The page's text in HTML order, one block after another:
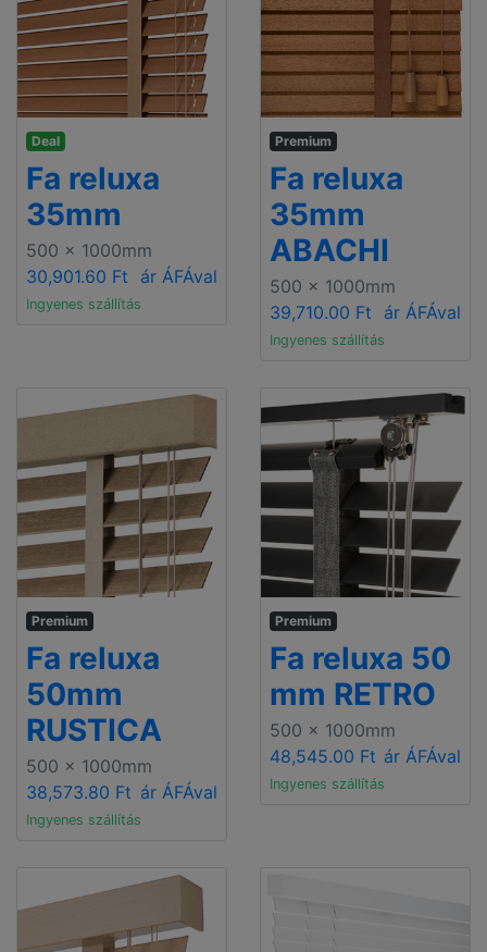
Deal
Fa reluxa
35mm
500 x 1000mm
30,901.60 Ft
ár ÁFÁval
Ingyenes szállítás
Premium
Fa reluxa
35mm
ABACHI
500 x 1000mm
39,710.00 Ft
ár ÁFÁval
Ingyenes szállítás
Premium
Fa reluxa
50mm
RUSTICA
500 x 1000mm
38,573.80 Ft ár ÁFÁval
Ingyenes szállítás
Premium
Fa reluxa 50
mm RETRO
500 x 1000mm
48,545.00 Ft ár ÁFÁval
Ingyenes szállítás